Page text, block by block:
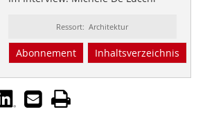
Ressort: Architektur
Abonnement Inhaltsverzeichnis